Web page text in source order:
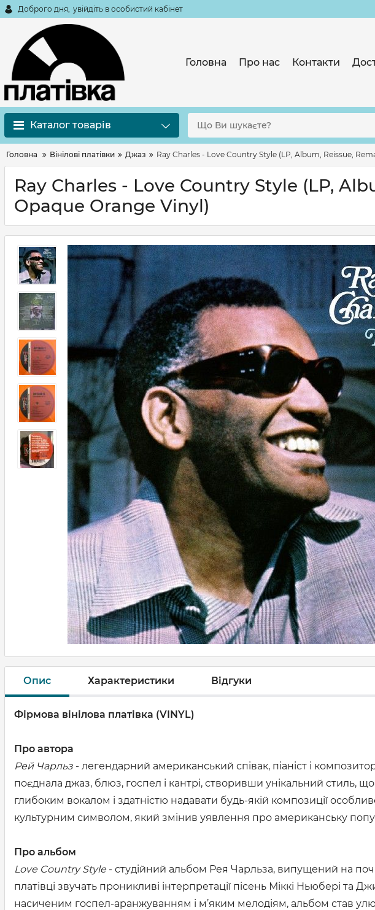
Доброго дня, увійдіть в особистий кабінет
Головна Про нас Контакти
Каталог товарів
Головна Вінілові платівки Джаз Ray Charles - Love Country Style (LP, Album, Reissue,
Ray Charles - Love Country Style (LP,
Opaque Orange Vinyl)
Опис Характеристики Відгуки
Фірмова вінілова платівка (VINYL)
Про автора
Рей Чарльз - легендарний американський співак, піаніст і
поєднала джаз, блюз, госпел і кантрі, створивши унікальний
глибоким вокалом і здатністю надавати будь-якій композиції
культурним символом, який змінив уявлення про американську
Про альбом
Love Country Style - студійний альбом Рея Чарльза, випущений на
платівці звучать проникливі інтерпретації пісень Міккі Ньюбері
насиченим госпел-аранжуванням і м’яким мелодіям, альбом став